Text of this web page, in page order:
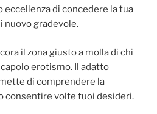
di concedere la tua
nuovo gradevole.
il zona giusto a molla di chi
erotismo. Il adatto
di comprendere la
consentire volte tuoi desideri.